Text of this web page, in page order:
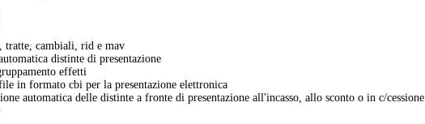
tratte, cambiali, rid e mav
distinte di presentazione
effetti
in formato cbi per la presentazione elettronica
automatica delle distinte a fronte di presentazione all'incasso, allo sconto o in c/cessione